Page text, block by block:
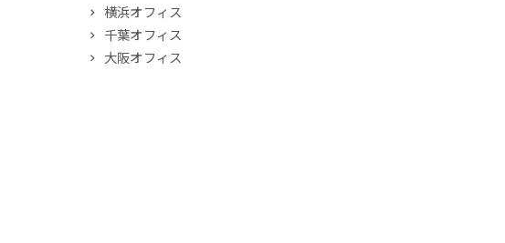
横浜オフィス
千葉オフィス
大阪オフィス